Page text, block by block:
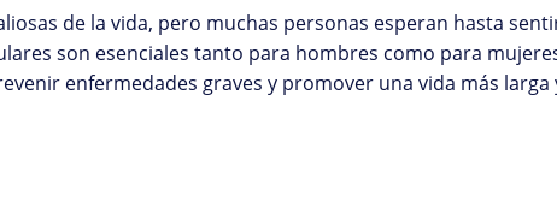
de la vida, pero muchas personas esperan hasta
son esenciales tanto para hombres como para
enfermedades graves y promover una vida más larga